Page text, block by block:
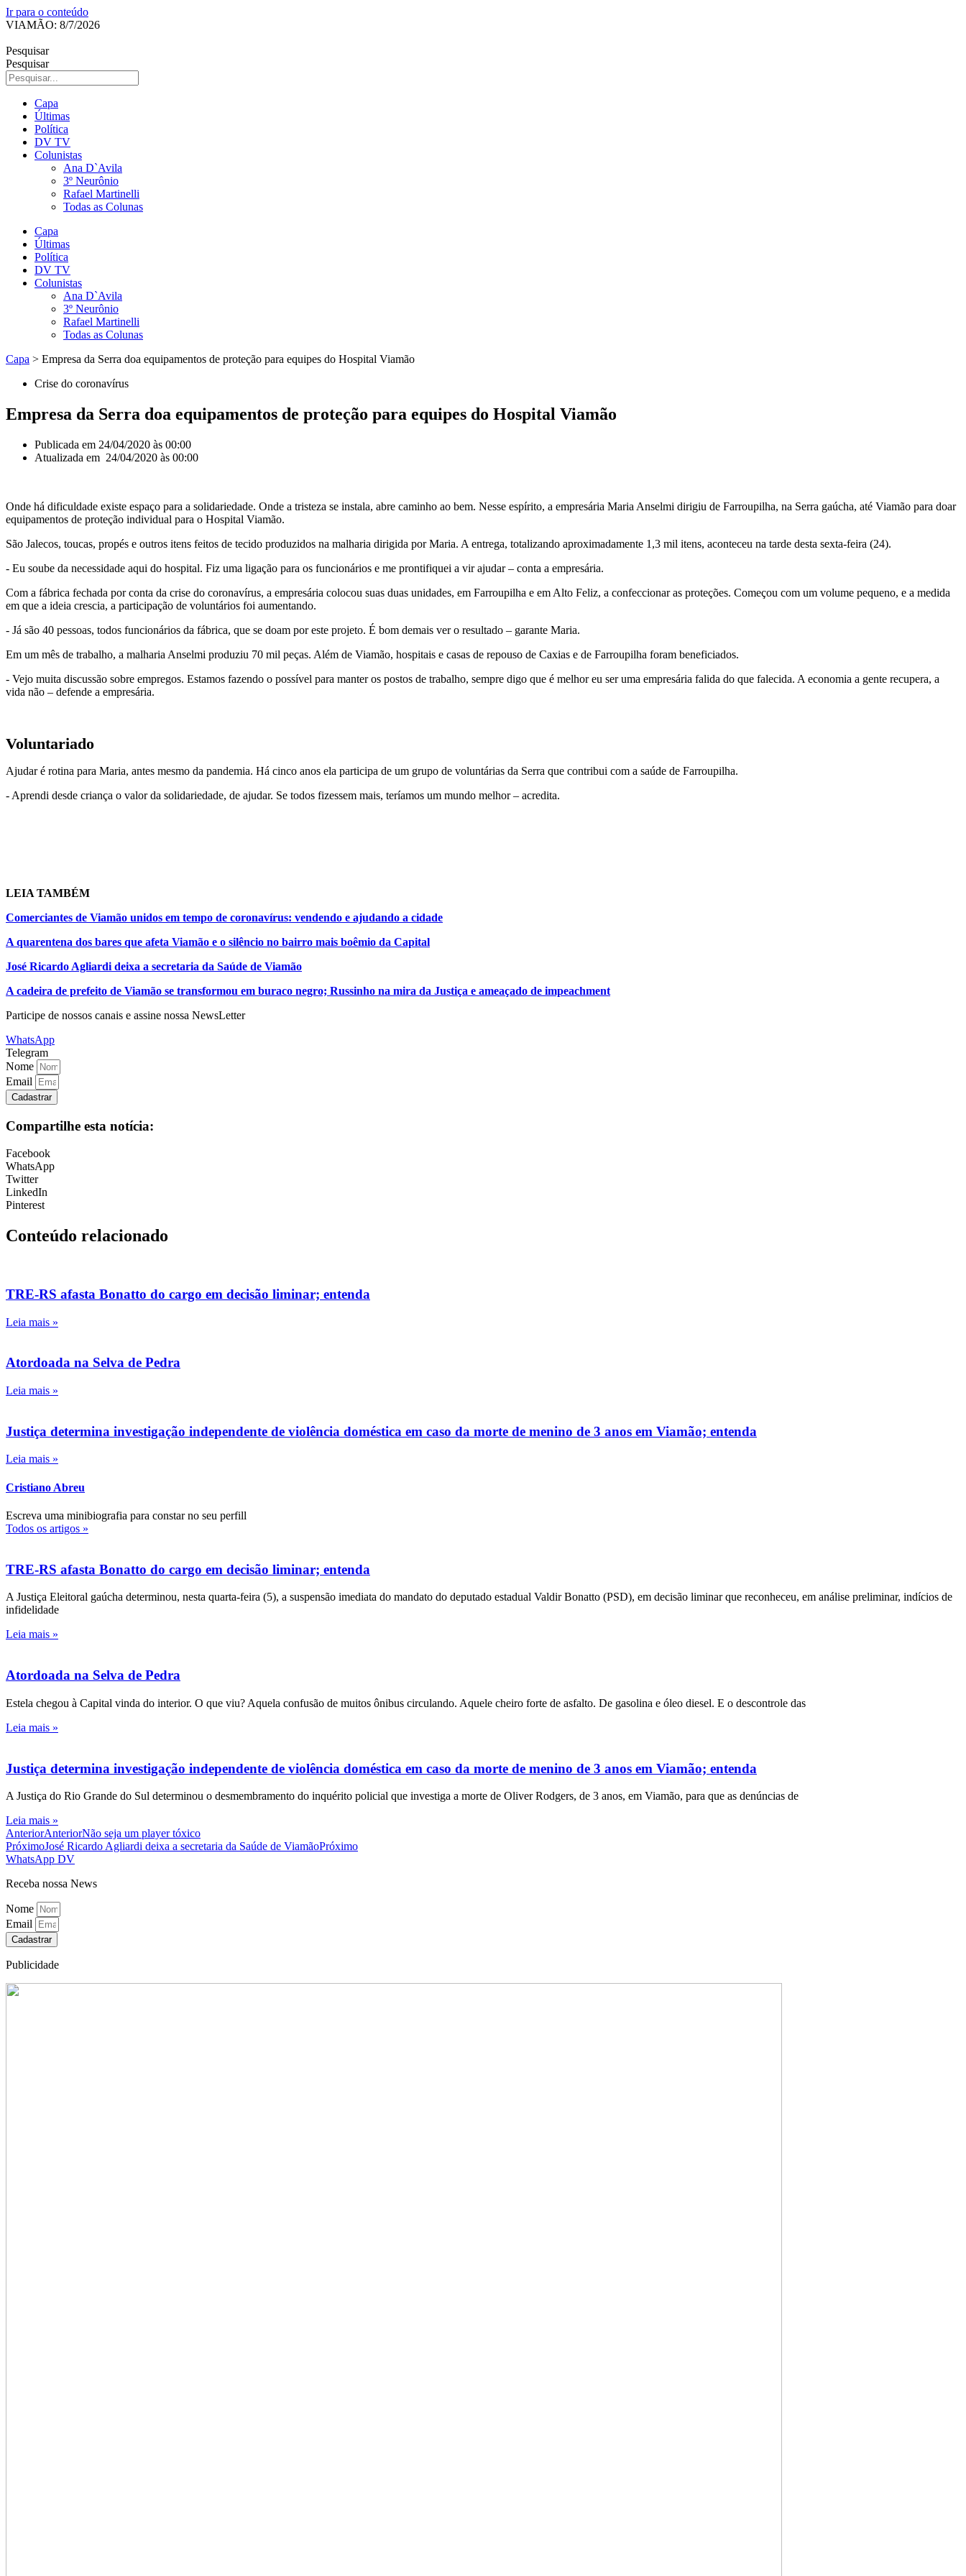
Ir para o conteúdo
VIAMÃO: 8/7/2026
Pesquisar
Pesquisar
Capa
Últimas
Política
DV TV
Colunistas
Ana D`Avila
3º Neurônio
Rafael Martinelli
Todas as Colunas
Capa
Últimas
Política
DV TV
Colunistas
Ana D`Avila
3º Neurônio
Rafael Martinelli
Todas as Colunas
Capa > Empresa da Serra doa equipamentos de proteção para equipes do Hospital Viamão
Crise do coronavírus
Empresa da Serra doa equipamentos de proteção para equipes do Hospital Viamão
Publicada em 24/04/2020 às 00:00
Atualizada em 24/04/2020 às 00:00
Onde há dificuldade existe espaço para a solidariedade. Onde a tristeza se instala, abre caminho ao bem. Nesse espírito, a empresária Maria Anselmi dirigiu de Farroupilha, na Serra gaúcha, até Viamão para doar
equipamentos de proteção individual para o Hospital Viamão.
São Jalecos, toucas, propés e outros itens feitos de tecido produzidos na malharia dirigida por Maria. A entrega, totalizando aproximadamente 1,3 mil itens, aconteceu na tarde desta sexta-feira (24).
- Eu soube da necessidade aqui do hospital. Fiz uma ligação para os funcionários e me prontifiquei a vir ajudar – conta a empresária.
Com a fábrica fechada por conta da crise do coronavírus, a empresária colocou suas duas unidades, em Farroupilha e em Alto Feliz, a confeccionar as proteções. Começou com um volume pequeno, e a medida
em que a ideia crescia, a participação de voluntários foi aumentando.
- Já são 40 pessoas, todos funcionários da fábrica, que se doam por este projeto. É bom demais ver o resultado – garante Maria.
Em um mês de trabalho, a malharia Anselmi produziu 70 mil peças. Além de Viamão, hospitais e casas de repouso de Caxias e de Farroupilha foram beneficiados.
- Vejo muita discussão sobre empregos. Estamos fazendo o possível para manter os postos de trabalho, sempre digo que é melhor eu ser uma empresária falida do que falecida. A economia a gente recupera, a
vida não – defende a empresária.
Voluntariado
Ajudar é rotina para Maria, antes mesmo da pandemia. Há cinco anos ela participa de um grupo de voluntárias da Serra que contribui com a saúde de Farroupilha.
- Aprendi desde criança o valor da solidariedade, de ajudar. Se todos fizessem mais, teríamos um mundo melhor – acredita.
LEIA TAMBÉM
Comerciantes de Viamão unidos em tempo de coronavírus: vendendo e ajudando a cidade
A quarentena dos bares que afeta Viamão e o silêncio no bairro mais boêmio da Capital
José Ricardo Agliardi deixa a secretaria da Saúde de Viamão
A cadeira de prefeito de Viamão se transformou em buraco negro; Russinho na mira da Justiça e ameaçado de impeachment
Participe de nossos canais e assine nossa NewsLetter
WhatsApp
Telegram
Nome
Email
Cadastrar
Compartilhe esta notícia:
Facebook
WhatsApp
Twitter
LinkedIn
Pinterest
Conteúdo relacionado
TRE-RS afasta Bonatto do cargo em decisão liminar; entenda
Leia mais »
Atordoada na Selva de Pedra
Leia mais »
Justiça determina investigação independente de violência doméstica em caso da morte de menino de 3 anos em Viamão; entenda
Leia mais »
Cristiano Abreu
Escreva uma minibiografia para constar no seu perfill
Todos os artigos »
TRE-RS afasta Bonatto do cargo em decisão liminar; entenda
A Justiça Eleitoral gaúcha determinou, nesta quarta-feira (5), a suspensão imediata do mandato do deputado estadual Valdir Bonatto (PSD), em decisão liminar que reconheceu, em análise preliminar, indícios de
infidelidade
Leia mais »
Atordoada na Selva de Pedra
Estela chegou à Capital vinda do interior. O que viu? Aquela confusão de muitos ônibus circulando. Aquele cheiro forte de asfalto. De gasolina e óleo diesel. E o descontrole das
Leia mais »
Justiça determina investigação independente de violência doméstica em caso da morte de menino de 3 anos em Viamão; entenda
A Justiça do Rio Grande do Sul determinou o desmembramento do inquérito policial que investiga a morte de Oliver Rodgers, de 3 anos, em Viamão, para que as denúncias de
Leia mais »
AnteriorAnteriorNão seja um player tóxico
PróximoJosé Ricardo Agliardi deixa a secretaria da Saúde de ViamãoPróximo
WhatsApp DV
Receba nossa News
Nome
Email
Cadastrar
Publicidade